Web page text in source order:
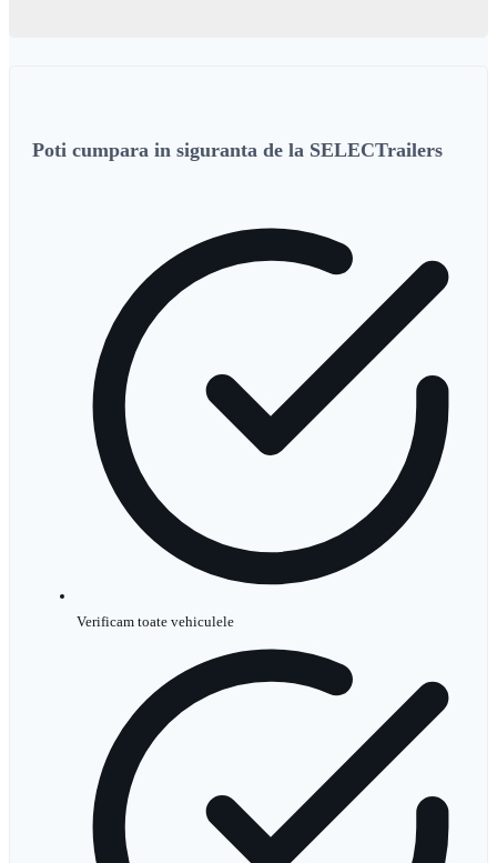
Poti cumpara in siguranta de la SELECTrailers
Verificam toate vehiculele